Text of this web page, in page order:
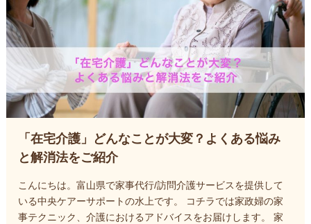
「在宅介護」どんなことが大変？よくある悩み
と解消法をご紹介
こんにちは。富山県で家事代行/訪問介護サービスを提供して
いる中央ケアーサポートの水上です。 コチラでは家政婦の家
事テクニック、介護におけるアドバイスをお届けします。 家